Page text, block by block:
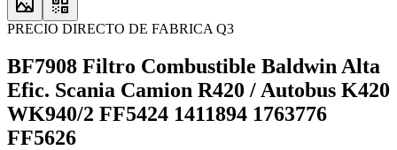
PRECIO DIRECTO DE FABRICA Q3
BF7908 Filtro Combustible Baldwin Alta
Efic. Scania Camion R420 / Autobus K420
WK940/2 FF5424 1411894 1763776
FF5626